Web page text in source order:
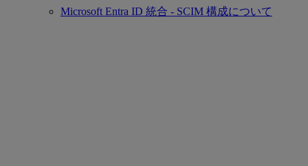
Microsoft Entra ID 統合 - SCIM 構成について